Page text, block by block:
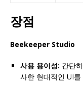
장점
Beekeeper Studio
사용 용이성: 간단
사한 현대적인 UI를